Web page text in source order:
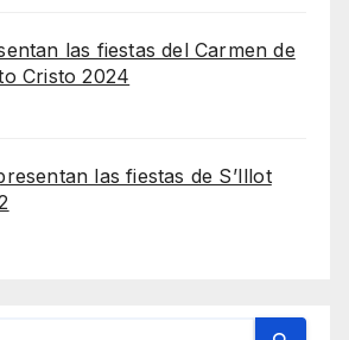
las fiestas del Carmen de
Cristo 2024
las fiestas de S’Illot